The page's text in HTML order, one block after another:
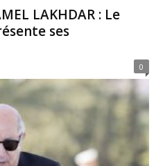
LAKHDAR : Le
ses
0